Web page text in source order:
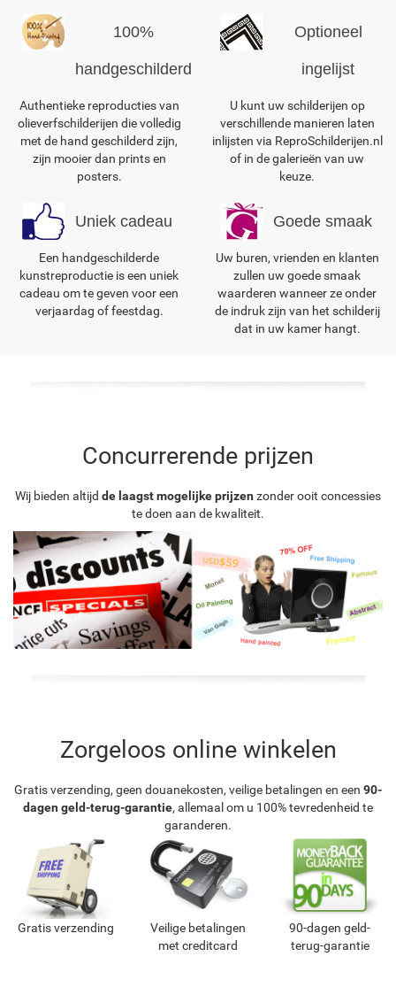
100%
handgeschilderd
Authentieke reproducties van
olieverfschilderijen die volledig
met de hand geschilderd zijn,
zijn mooier dan prints en
posters.
Optioneel
ingelijst
U kunt uw schilderijen op
verschillende manieren laten
inlijsten via ReproSchilderijen.nl
of in de galerieën van uw
keuze.
Uniek cadeau
Een handgeschilderde
kunstreproductie is een uniek
cadeau om te geven voor een
verjaardag of feestdag.
Goede smaak
Uw buren, vrienden en klanten
zullen uw goede smaak
waarderen wanneer ze onder
de indruk zijn van het schilderij
dat in uw kamer hangt.
Concurrerende prijzen
Wij bieden altijd de laagst mogelijke prijzen zonder ooit concessies
te doen aan de kwaliteit.
Zorgeloos online winkelen
Gratis verzending, geen douanekosten, veilige betalingen en een 90-
dagen geld-terug-garantie, allemaal om u 100% tevredenheid te
garanderen.
Gratis verzending
Veilige betalingen
met creditcard
90-dagen geld-
terug-garantie